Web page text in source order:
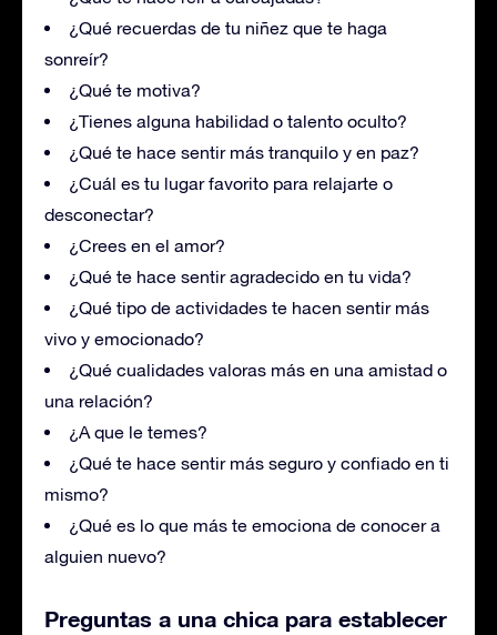
¿Qué recuerdas de tu niñez que te haga
sonreír?
¿Qué te motiva?
¿Tienes alguna habilidad o talento oculto?
¿Qué te hace sentir más tranquilo y en paz?
¿Cuál es tu lugar favorito para relajarte o
desconectar?
¿Crees en el amor?
¿Qué te hace sentir agradecido en tu vida?
¿Qué tipo de actividades te hacen sentir más
vivo y emocionado?
¿Qué cualidades valoras más en una amistad o
una relación?
¿A que le temes?
¿Qué te hace sentir más seguro y confiado en ti
mismo?
¿Qué es lo que más te emociona de conocer a
alguien nuevo?
Preguntas a una chica para establecer